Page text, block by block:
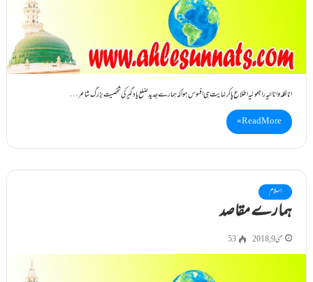
انا لللہ واناالیہ راجعونیہ اطلاع پا کر نہایت ہی افسوس ہوا کہ ہمارے جدید ضلع یادگیر کی شخصیت بزرگ شاعر…
Read More »
اسلام
ہمارے مقاصد
مئی 9, 2018 53